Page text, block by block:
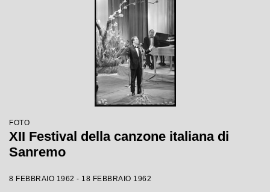
FOTO
XII Festival della canzone italiana di
Sanremo
8 FEBBRAIO 1962 - 18 FEBBRAIO 1962